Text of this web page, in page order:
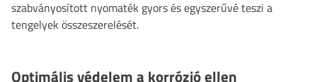
szabványosított nyomaték gyors és egyszerűvé teszi a
tengelyek összeszerelését.
Optimális védelem a korrózió ellen